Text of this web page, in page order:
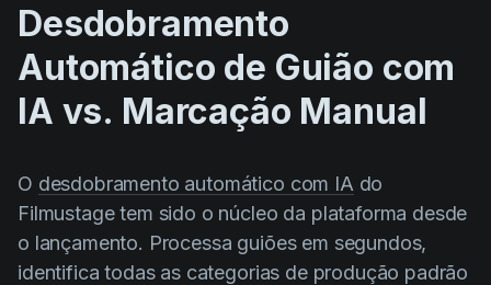
Desdobramento
Automático de Guião com
IA vs. Marcação Manual
O desdobramento automático com IA do
Filmustage tem sido o núcleo da plataforma desde
o lançamento. Processa guiões em segundos,
identifica todas as categorias de produção padrão